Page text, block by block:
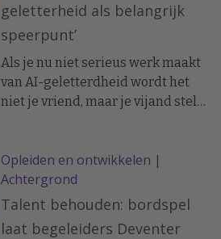
geletterheid als belangrijk
speerpunt’
Als je nu niet serieus werk maakt
van AI-geletterdheid wordt het
niet je vriend, maar je vijand stelt
Opleiden en ontwikkelen |
Achtergrond
Talent behouden: bordspel
laat begeleiders Deventer